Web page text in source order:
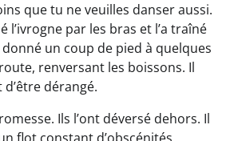
que tu ne veuilles danser aussi.
l’ivrogne par les bras et l’a traîné
donné un coup de pied à quelques
renversant les boissons. Il
dérangé.
Ils l’ont déversé dehors. Il